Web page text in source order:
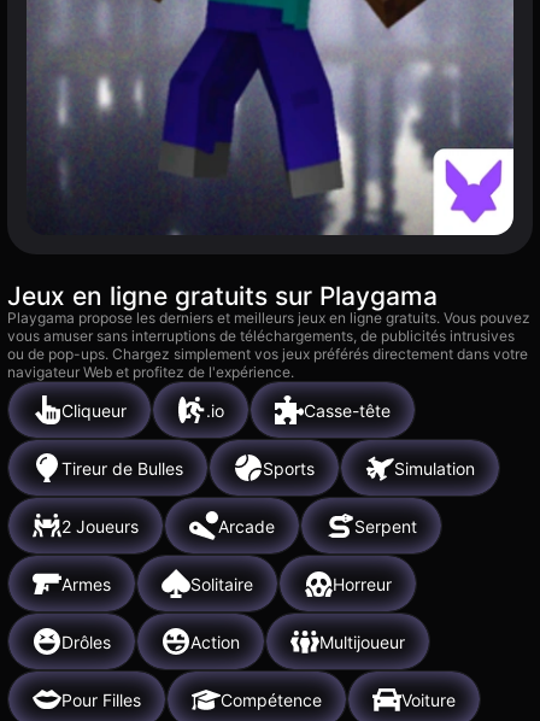
Jeux en ligne gratuits sur Playgama
Playgama propose les derniers et meilleurs jeux en ligne gratuits. Vous pouvez
vous amuser sans interruptions de téléchargements, de publicités intrusives
ou de pop-ups. Chargez simplement vos jeux préférés directement dans votre
navigateur Web et profitez de l'expérience.
Cliqueur .io Casse-tête
Tireur de Bulles Sports Simulation
2 Joueurs Arcade Serpent
Armes Solitaire Horreur
Drôles Action Multijoueur
Pour Filles Compétence Voiture